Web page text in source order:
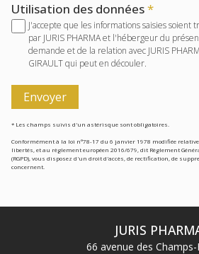
Utilisation des données
J'accepte que les informations saisies
par JURIS PHARMA et l'hébergeur du
demande et de la relation avec JURIS
GIRAULT qui peut en découler.
Envoyer
* Les champs suivis d'un astérisque sont obligatoires.
Conformément à la loi n°78-17 du 6 janvier 1978 modifiée
libertés, et au règlement européen 2016/679, dit Règlement
(RGPD), vous disposez d'un droit d'accès, de rectification, de
concernent.
JURIS
66 avenue des Champs-